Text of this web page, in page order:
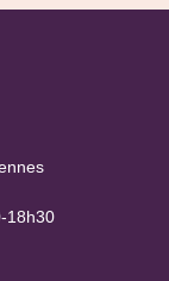
18h30